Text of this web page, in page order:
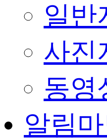
일반
사진
동영
알림